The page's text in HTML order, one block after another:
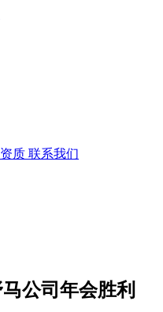
质 联系我们
公司年会胜利